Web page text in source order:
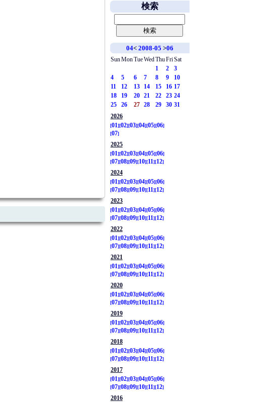
検索
04< 2008-05 >06
SunMonTueWed ThuFriSat
1
2
3
4
5 6 7 8 9
10
11
12 13 14 15 16 17
18
19 20 21 22 23 24
25
26 27 28 29 30 31
2026
01
02 03 04 05 06
07
2025
01
02 03 04 05 06
07 08 09 10 11
12
2024
01
02 03 04 05 06
07 08 09 10 11
12
2023
01
02 03 04 05 06
07 08 09 10 11
12
2022
01
02 03 04 05 06
07 08 09 10 11
12
2021
01
02 03 04 05 06
07 08 09 10 11
12
2020
01
02 03 04 05 06
07 08 09 10 11
12
2019
01
02 03 04 05 06
07 08 09 10 11
12
2018
01 02 03 04 05 06
07 08 09 10 11 12
2017
01 02 03 04 05 06
07 08 09 10 11 12
2016